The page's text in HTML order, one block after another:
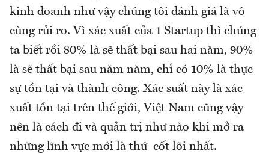
kinh doanh như vậy chúng tôi đánh giá là vô
cùng rủi ro. Vì xác xuất của 1 Startup thì chúng
ta biết rồi 80% là sẽ thất bại sau hai năm, 90%
là sẽ thất bại sau năm năm, chỉ có 10% là thực
sự tồn tại và thành công. Xác suất này là xác
xuất tồn tại trên thế giới, Việt Nam cũng vậy
nên là cách đi và quản trị như nào khi mở ra
những lĩnh vực mới là thứ cốt lõi nhất.